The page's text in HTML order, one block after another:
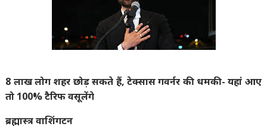
8 लाख लोग शहर छोड़ सकते हैं, टेक्सास गवर्नर की धमकी- यहां आए
तो 100% टैरिफ वसूलेंगे
ब्रह्मास्त्र वाशिंगटन